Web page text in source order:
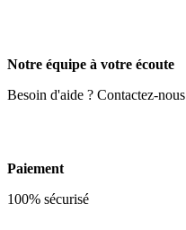
Notre équipe à votre écoute
Besoin d'aide ? Contactez-nous
Paiement
100% sécurisé